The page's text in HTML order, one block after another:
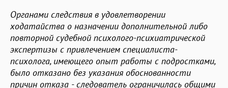
Органами следствия в удовлетворении
ходатайства о назначении дополнительной либо
повторной судебной психолого-психиатрической
экспертизы с привлечением специалиста-
психолога, имеющего опыт работы с подростками,
было отказано без указания обоснованности
причин отказа - следователь ограничилась общими